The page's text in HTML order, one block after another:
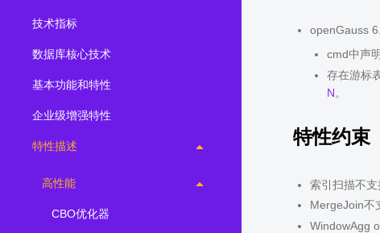
技术指标
数据库核心技术
基本功能和特性
企业级增强特性
特性描述
高性能
CBO优化器
openGauss
cmd中声
存在游标
N。
特性约束
索引扫描不支
MergeJoin不
WindowAgg